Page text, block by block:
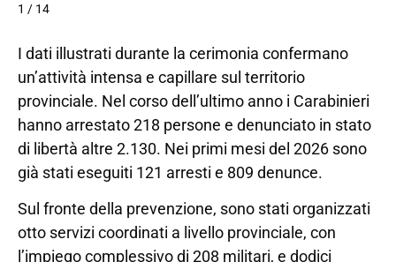
1 / 14
I dati illustrati durante la cerimonia confermano
un’attività intensa e capillare sul territorio
provinciale. Nel corso dell’ultimo anno i Carabinieri
hanno arrestato 218 persone e denunciato in stato
di libertà altre 2.130. Nei primi mesi del 2026 sono
già stati eseguiti 121 arresti e 809 denunce.
Sul fronte della prevenzione, sono stati organizzati
otto servizi coordinati a livello provinciale, con
l’impiego complessivo di 208 militari, e dodici